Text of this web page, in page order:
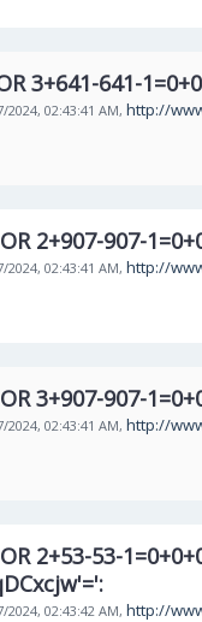
3+641-641-
2024, 02:43:41 AM, http://
2+907-907-
2024, 02:43:41 AM, http://
3+907-907-
2024, 02:43:41 AM, http://
2+53-53-
2024, 02:43:42 AM, http://